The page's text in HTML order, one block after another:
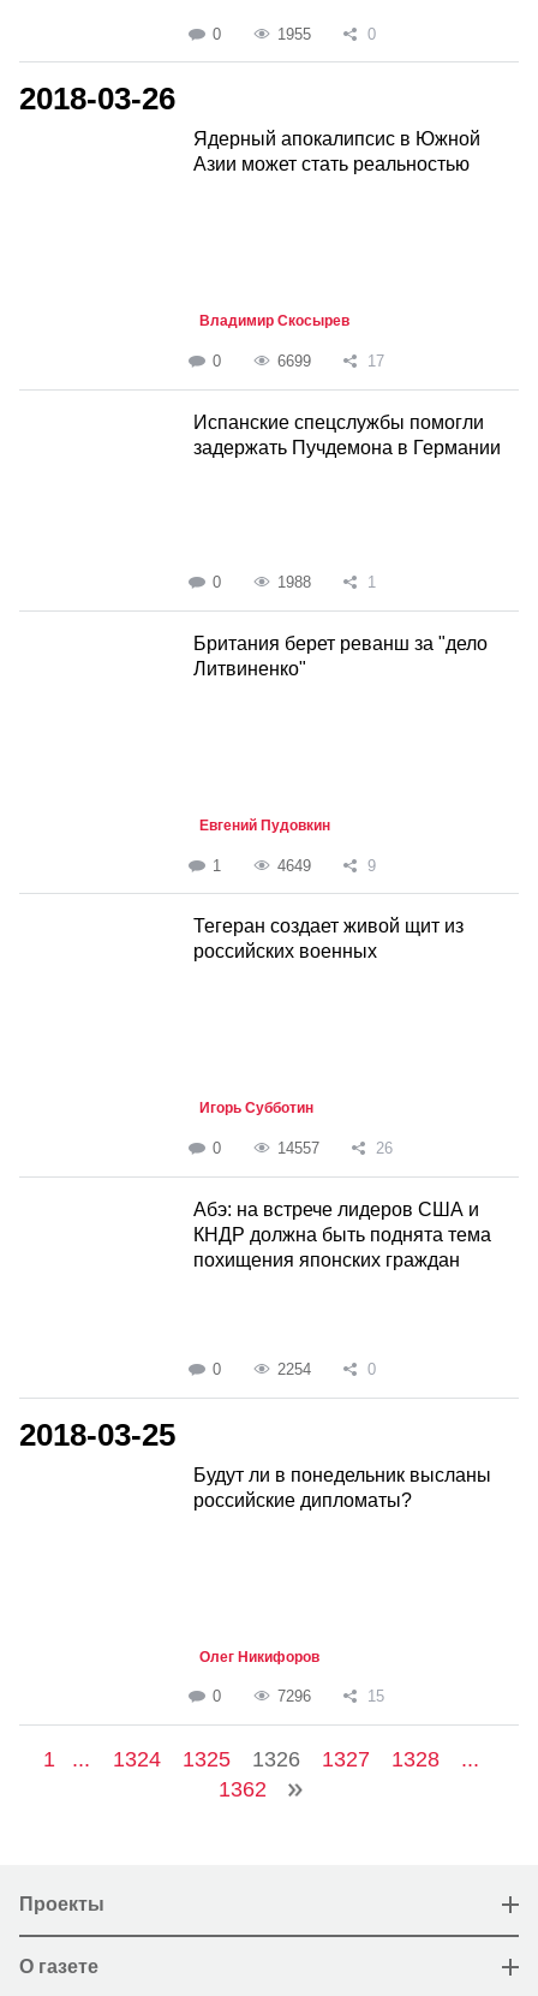
0 1955 0
2018-03-26
Ядерный апокалипсис в Южной
Азии может стать реальностью
Владимир Скосырев
0 6699 17
Испанские спецслужбы помогли
задержать Пучдемона в Германии
0 1988 1
Британия берет реванш за "дело
Литвиненко"
Евгений Пудовкин
1 4649 9
Тегеран создает живой щит из
российских военных
Игорь Субботин
0 14557 26
Абэ: на встрече лидеров США и
КНДР должна быть поднята тема
похищения японских граждан
0 2254 0
2018-03-25
Будут ли в понедельник высланы
российские дипломаты?
Олег Никифоров
0 7296 15
1 ... 1324 1325 1326 1327 1328
...
1362
Проекты
О газете